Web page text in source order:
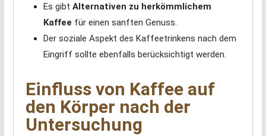
Es gibt Alternativen zu herkömmlichem
Kaffee für einen sanften Genuss.
Der soziale Aspekt des Kaffeetrinkens nach dem
Eingriff sollte ebenfalls berücksichtigt werden.
Einfluss von Kaffee auf
den Körper nach der
Untersuchung